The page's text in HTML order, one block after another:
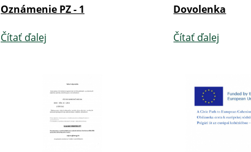
Oznámenie PZ - 1
Čítať ďalej
Dovolenka
Čítať ďalej